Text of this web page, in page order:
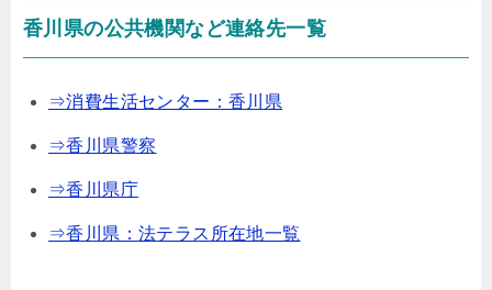
香川県の公共機関など連絡先一覧
⇒消費生活センター：香川県
⇒香川県警察
⇒香川県庁
⇒香川県：法テラス所在地一覧